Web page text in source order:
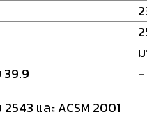
39.9
-
และ ACSM 2001